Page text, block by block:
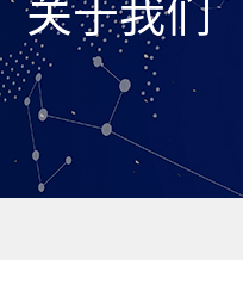
一次性锁系列
铁皮封条系列
关于我们